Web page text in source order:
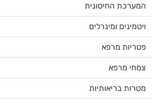
המערכת החיסונית
ויטמינים ומינרלים
פטריות מרפא
צמחי מרפא
מטרות בריאותיות